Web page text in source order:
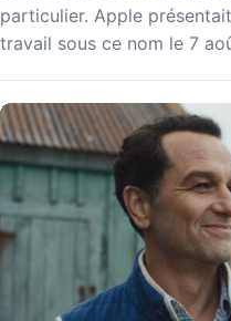
particulier. Apple
travail sous ce nom le 7